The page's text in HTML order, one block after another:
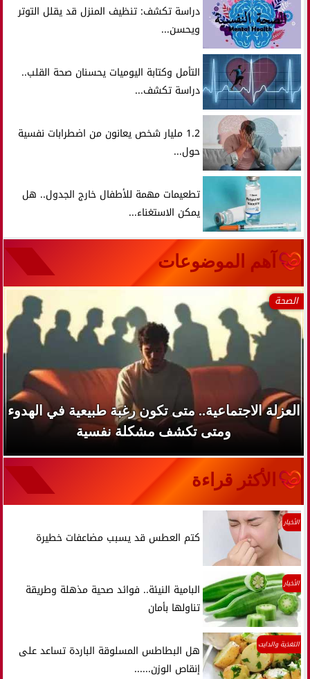
دراسة تكشف: تنظيف المنزل قد يقلل التوتر
ويحسن...
التأمل وكتابة اليوميات يحسنان صحة القلب..
دراسة تكشف...
1.2 مليار شخص يعانون من اضطرابات نفسية
حول...
تطعيمات مهمة للأطفال خارج الجدول.. هل
يمكن الاستغناء...
آهم الموضوعات
الصحة
العزلة الاجتماعية.. متى تكون رغبة طبيعية في الهدوء
ومتى تكشف مشكلة نفسية
الأكثر قراءة
الأخبار
كتم العطس قد يسبب مضاعفات خطيرة
الأخبار
البامية النيئة.. فوائد صحية مذهلة وطريقة
تناولها بأمان
التغذية والدايت
هل البطاطس المسلوقة الباردة تساعد على
إنقاص الوزن......